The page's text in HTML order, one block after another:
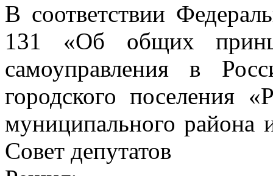
В соответствии
131 «Об общих
самоуправления в
городского поселения
муниципального района
Совет депутатов